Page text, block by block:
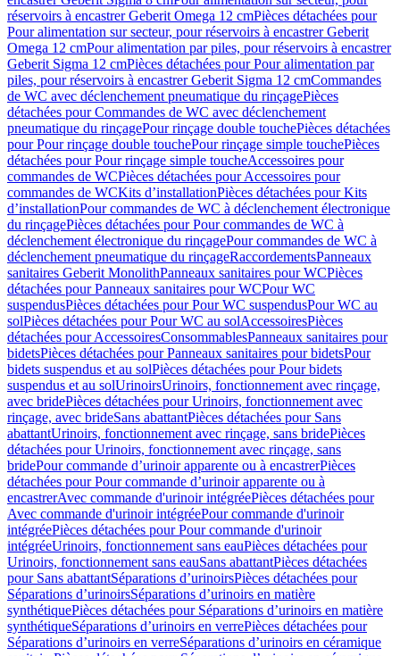
réservoirs à encastrer Geberit Omega 12 cmPièces détachées pour
Pour alimentation sur secteur, pour réservoirs à encastrer Geberit
Omega 12 cmPour alimentation par piles, pour réservoirs à encastrer
Geberit Sigma 12 cmPièces détachées pour Pour alimentation par
piles, pour réservoirs à encastrer Geberit Sigma 12 cmCommandes
de WC avec déclenchement pneumatique du rinçagePièces
détachées pour Commandes de WC avec déclenchement
pneumatique du rinçagePour rinçage double touchePièces détachées
pour Pour rinçage double touchePour rinçage simple touchePièces
détachées pour Pour rinçage simple toucheAccessoires pour
commandes de WCPièces détachées pour Accessoires pour
commandes de WCKits d’installationPièces détachées pour Kits
d’installationPour commandes de WC à déclenchement électronique
du rinçagePièces détachées pour Pour commandes de WC à
déclenchement électronique du rinçagePour commandes de WC à
déclenchement pneumatique du rinçageRaccordementsPanneaux
sanitaires Geberit MonolithPanneaux sanitaires pour WCPièces
détachées pour Panneaux sanitaires pour WCPour WC
suspendusPièces détachées pour Pour WC suspendusPour WC au
solPièces détachées pour Pour WC au solAccessoiresPièces
détachées pour AccessoiresConsommablesPanneaux sanitaires pour
bidetsPièces détachées pour Panneaux sanitaires pour bidetsPour
bidets suspendus et au solPièces détachées pour Pour bidets
suspendus et au solUrinoirsUrinoirs, fonctionnement avec rinçage,
avec bridePièces détachées pour Urinoirs, fonctionnement avec
rinçage, avec brideSans abattantPièces détachées pour Sans
abattantUrinoirs, fonctionnement avec rinçage, sans bridePièces
détachées pour Urinoirs, fonctionnement avec rinçage, sans
bridePour commande d’urinoir apparente ou à encastrerPièces
détachées pour Pour commande d’urinoir apparente ou à
encastrerAvec commande d'urinoir intégréePièces détachées pour
Avec commande d'urinoir intégréePour commande d'urinoir
intégréePièces détachées pour Pour commande d'urinoir
intégréeUrinoirs, fonctionnement sans eauPièces détachées pour
Urinoirs, fonctionnement sans eauSans abattantPièces détachées
pour Sans abattantSéparations d’urinoirsPièces détachées pour
Séparations d’urinoirsSéparations d’urinoirs en matière
synthétiquePièces détachées pour Séparations d’urinoirs en matière
synthétiqueSéparations d’urinoirs en verrePièces détachées pour
Séparations d’urinoirs en verreSéparations d’urinoirs en céramique